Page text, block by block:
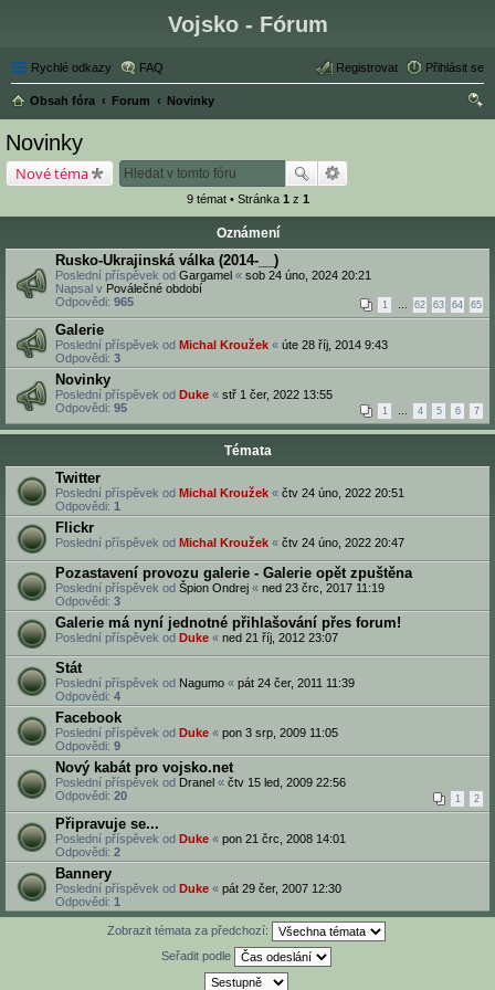
Vojsko - Fórum
Rychlé odkazy FAQ Přihlásit se
Registrovat
Obsah fóra Forum
Novinky
Novinky
Nové téma
9 témat • Stránka 1 z 1
Oznámení
Rusko-Ukrajinská válka (2014-__)
Poslední příspěvek od Gargamel « sob 24 úno, 2024 20:21
Napsal v Poválečné období
Odpovědi: 965 1 … 62 63 64 65
Galerie
Poslední příspěvek od Michal Kroužek « úte 28 říj, 2014 9:43
Odpovědi: 3
Novinky
Poslední příspěvek od Duke « stř 1 čer, 2022 13:55
Odpovědi: 95 1 … 4 5 6 7
Témata
Twitter
Poslední příspěvek od Michal Kroužek « čtv 24 úno, 2022 20:51
Odpovědi: 1
Flickr
Poslední příspěvek od Michal Kroužek « čtv 24 úno, 2022 20:47
Pozastavení provozu galerie - Galerie opět zpuštěna
Poslední příspěvek od Špion Ondrej « ned 23 črc, 2017 11:19
Odpovědi: 3
Galerie má nyní jednotné přihlašování přes forum!
Poslední příspěvek od Duke « ned 21 říj, 2012 23:07
Stát
Poslední příspěvek od Nagumo « pát 24 čer, 2011 11:39
Odpovědi: 4
Facebook
Poslední příspěvek od Duke « pon 3 srp, 2009 11:05
Odpovědi: 9
Nový kabát pro vojsko.net
Poslední příspěvek od Dranel « čtv 15 led, 2009 22:56
Odpovědi: 20 1 2
Připravuje se...
Poslední příspěvek od Duke « pon 21 črc, 2008 14:01
Odpovědi: 2
Bannery
Poslední příspěvek od Duke « pát 29 čer, 2007 12:30
Odpovědi: 1
Zobrazit témata za předchozí:
Seřadit podle